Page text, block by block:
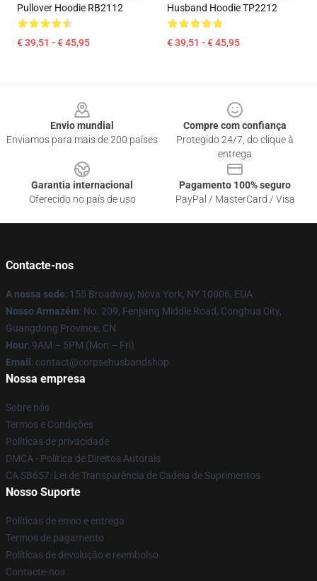
Pullover Hoodie RB2112
€ 39,51 - € 45,95
Husband Hoodie TP2212
€ 39,51 - € 45,95
Envio mundial
Enviamos para mais de 200 países
Compre com confiança
Protegido 24/7, do clique à
entrega
Garantia internacional
Oferecido no país de uso
Pagamento 100% seguro
PayPal / MasterCard / Visa
Contacte-nos
A nossa sede: 155 Broadway, Nova York, NY 10006, EUA
Nosso Armazém: No. 209, Fenjiang Middle Road, Conghua City,
Guangdong Province, CN
Hour: 9AM – 5PM (Mon – Fri)
Email : contact@corpsehusbandshop
Nossa empresa
Sobre nós
Termos e Condições
Políticas de privacidade
DMCA - Política de Direitos Autorais
CA SB657: Lei de Transparência de Cadeia de Suprimentos
Nosso Suporte
Políticas de envio e entrega
Termos de pagamento
Políticas de devolução e reembolso
Contacte-nos